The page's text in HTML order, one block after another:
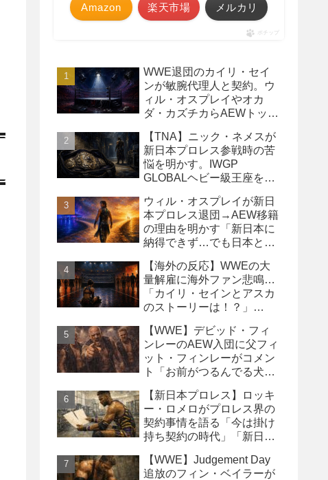
Amazon 楽天市場 メルカリ
ポチップ
WWE退団のカイリ・セイ
ンが敏腕代理人と契約。ウ
ィル・オスプレイやオカ
ダ・カズチカらAEWトップ
【TNA】ニック・ネメスが
新日本プロレス参戦時の苦
悩を明かす。IWGP
GLOBALヘビー級王座を
挫
ウィル・オスプレイが新日
本プロレス退団→AEW移籍
の理由を明かす「新日本に
納得できず…でも日本との
【海外の反応】WWEの大
量解雇に海外ファン悲鳴…
「カイリ・セインとアスカ
のストーリーは！？」
の犠牲になった」
【WWE】デビッド・フィ
ンレーのAEW入団に父フィ
ット・フィンレーがコメン
ト「お前がつるんでる犬連
【新日本プロレス】ロッキ
ー・ロメロがプロレス界の
契約事情を語る「今は掛け
持ち契約の時代」「新日本
るべき」
【WWE】Judgement Day
追放のフィン・ベイラーが